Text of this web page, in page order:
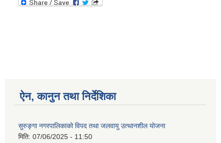
ऐन, कानुन तथा निर्देशिका
सुरुङ्गा नगरपालिकाको विपद तथा जलवायु उत्थानशील योजना
मिति: 07/06/2025 - 11:50